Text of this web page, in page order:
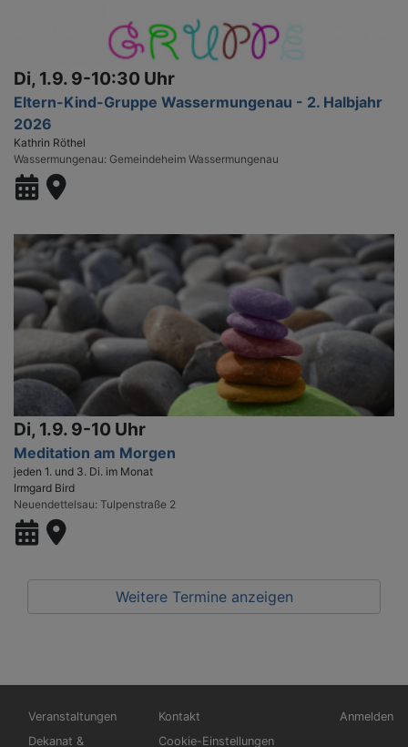
Di, 1.9. 9-10:30 Uhr
Eltern-Kind-Gruppe Wassermungenau - 2. Halbjahr
2026
Kathrin Röthel
Wassermungenau Gemeindeheim Wassermungenau
Di, 1.9. 9-10 Uhr
Meditation am Morgen
jeden 1. und 3. Di. im Monat
Irmgard Bird
Neuendettelsau Tulpenstraße 2
Weitere Termine anzeigen
Hauptnavigation
Veranstaltungen
Dekanat &
Fußbereichsmenü
Kontakt
Cookie-Einstellungen
Anmelden